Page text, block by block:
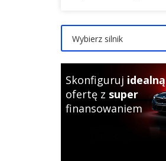
Wybierz silnik
Skonfiguruj idealną
ofertę z super
finansowaniem